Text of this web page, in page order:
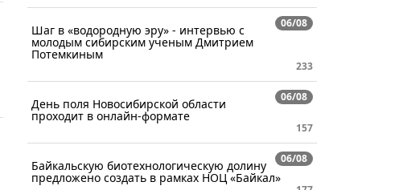
06/08
Шаг в «водородную эру» - интервью с
молодым сибирским ученым Дмитрием
Потемкиным
233
06/08
День поля Новосибирской области
проходит в онлайн-формате
157
06/08
Байкальскую биотехнологическую долину
предложено создать в рамках НОЦ «Байкал»